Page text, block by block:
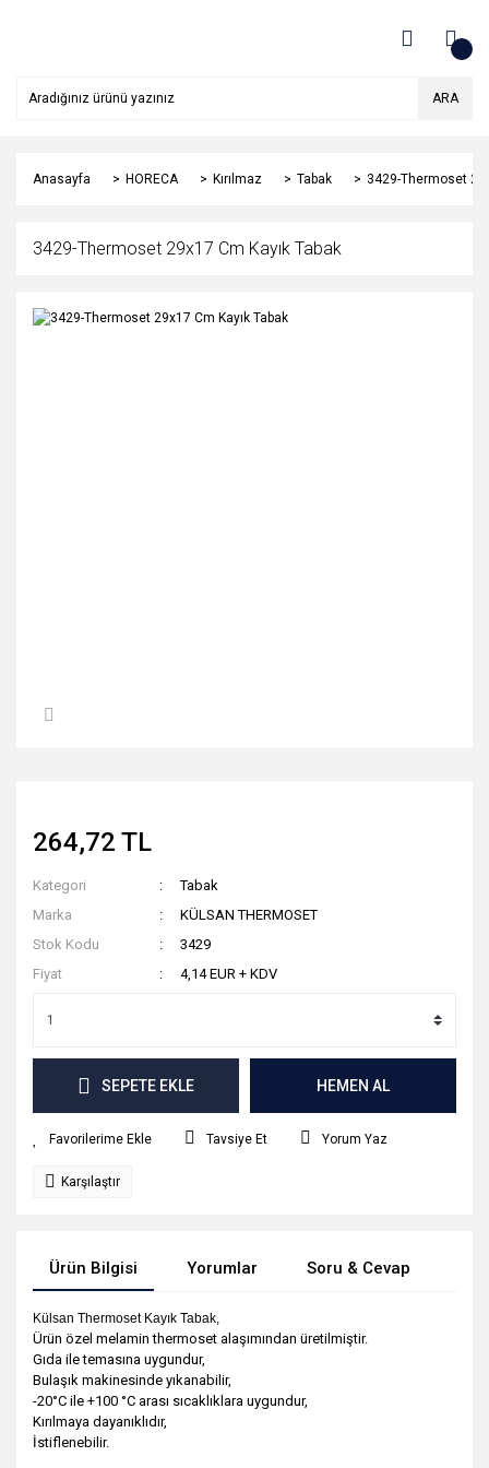
ARA
Anasayfa HORECA Kırılmaz Tabak 3429-Thermoset
3429-Thermoset 29x17 Cm Kayık Tabak
264,72 TL
Kategori
Tabak
Marka
KÜLSAN THERMOSET
Stok Kodu
3429
Fiyat
4,14 EUR + KDV
SEPETE EKLE HEMEN AL
Tavsiye Et Yorum Yaz
Karşılaştır
Ürün Bilgisi Yorumlar Soru & Cevap
Külsan Thermoset Kayık Tabak,
Ürün özel melamin thermoset alaşımından üretilmiştir.
Gıda ile temasına uygundur,
Bulaşık makinesinde yıkanabilir,
-20°C ile +100 °C arası sıcaklıklara uygundur,
Kırılmaya dayanıklıdır,
İstiflenebilir.